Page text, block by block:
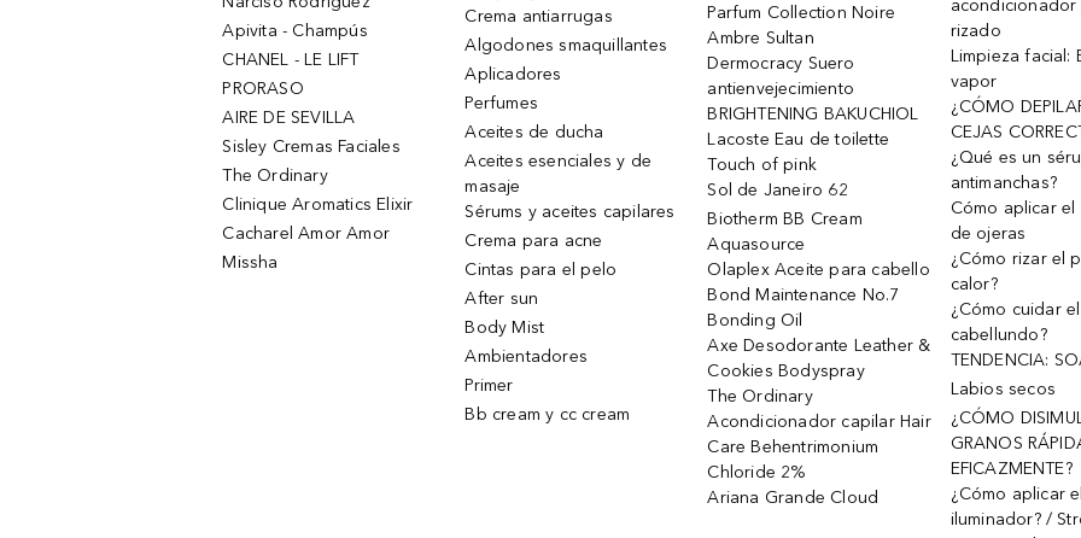
Apivita - Champús
CHANEL - LE LIFT
PRORASO
AIRE DE SEVILLA
Sisley Cremas Faciales
The Ordinary
Clinique Aromatics Elixir
Cacharel Amor Amor
Missha
Crema antiarrugas
Algodones smaquillantes
Aplicadores
Perfumes
Aceites de ducha
Aceites esenciales y de
masaje
Sérums y aceites capilares
Crema para acne
Cintas para el pelo
After sun
Body Mist
Ambientadores
Primer
Bb cream y cc cream
Parfum Collection Noire
Ambre Sultan
Dermocracy Suero
antienvejecimiento
BRIGHTENING BAKUCHIOL
Lacoste Eau de toilette
Touch of pink
Sol de Janeiro 62
Biotherm BB Cream
Aquasource
Olaplex Aceite para cabello
Bond Maintenance No.7
Bonding Oil
Axe Desodorante Leather &
Cookies Bodyspray
The Ordinary
Acondicionador capilar Hair
Care Behentrimonium
Chloride 2%
Ariana Grande Cloud
rizado
Limpieza facial:
vapor
¿CÓMO
CEJAS
¿Qué es un
antimanchas?
Cómo aplicar
de ojeras
¿Cómo rizar el
calor?
¿Cómo cuidar
cabellundo?
TENDENCIA:
Labios secos
¿CÓMO
GRANOS
EFICAZMENTE?
¿Cómo aplicar el
iluminador? /